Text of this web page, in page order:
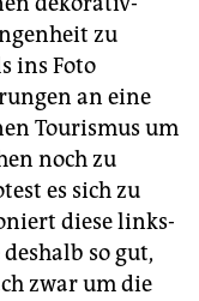
zu
ins Foto
an eine
Tourismus um
noch zu
es sich zu
diese links-
so gut,
zwar um die